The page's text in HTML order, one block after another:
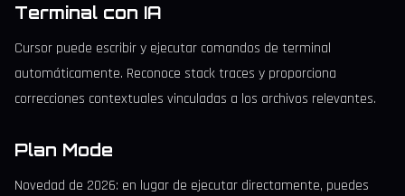
Terminal con IA
Cursor puede escribir y ejecutar comandos de terminal
automáticamente. Reconoce stack traces y proporciona
correcciones contextuales vinculadas a los archivos relevantes.
Plan Mode
Novedad de 2026: en lugar de ejecutar directamente, puedes